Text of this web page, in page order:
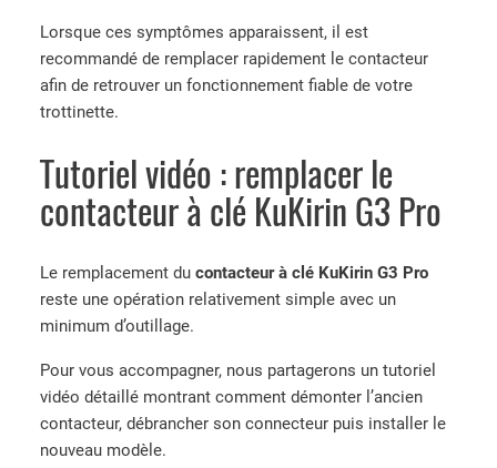
Lorsque ces symptômes apparaissent, il est
recommandé de remplacer rapidement le contacteur
afin de retrouver un fonctionnement fiable de votre
trottinette.
Tutoriel vidéo : remplacer le
contacteur à clé KuKirin G3 Pro
Le remplacement du contacteur à clé KuKirin G3 Pro
reste une opération relativement simple avec un
minimum d’outillage.
Pour vous accompagner, nous partagerons un tutoriel
vidéo détaillé montrant comment démonter l’ancien
contacteur, débrancher son connecteur puis installer le
nouveau modèle.